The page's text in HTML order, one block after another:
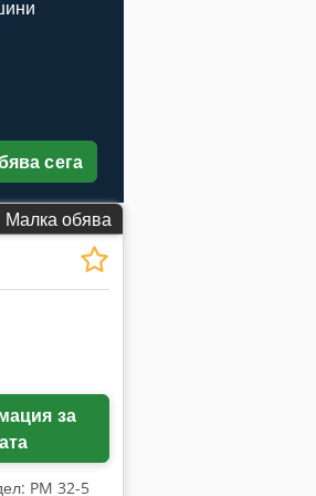
система тип
да бъде
сега
Малка обява
Заявете още снимки
PM 32-5